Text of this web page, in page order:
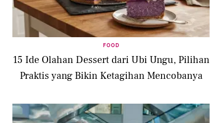
FOOD
15 Ide Olahan Dessert dari Ubi Ungu, Pilihan
Praktis yang Bikin Ketagihan Mencobanya